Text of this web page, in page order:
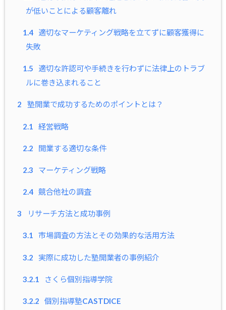
が低いことによる顧客離れ
1.4
適切なマーケティング戦略を立てずに顧客獲得に
失敗
1.5
適切な許認可や手続きを行わずに法律上のトラブ
ルに巻き込まれること
2 塾開業で成功するためのポイントとは？
2.1 経営戦略
2.2 開業する適切な条件
2.3 マーケティング戦略
2.4 競合他社の調査
3 リサーチ方法と成功事例
3.1 市場調査の方法とその効果的な活用方法
3.2 実際に成功した塾開業者の事例紹介
3.2.1 さくら個別指導学院
3.2.2 個別指導塾CASTDICE